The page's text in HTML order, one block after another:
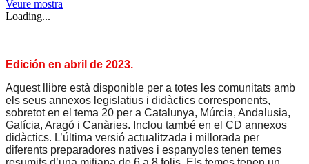
Veure mostra
Loading...
Edición en abril de 2023.
Aquest llibre està disponible per a totes les comunitats amb
els seus annexos legislatius i didàctics corresponents,
sobretot en el tema 20 per a Catalunya, Múrcia, Andalusia,
Galícia, Aragó i Canàries. Inclou també en el CD annexos
didàctics. L’última versió actualitzada i millorada per
diferents preparadores natives i espanyoles tenen temes